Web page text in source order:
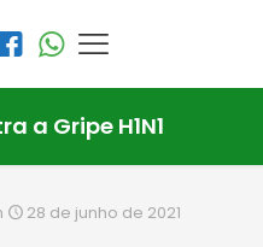
a Gripe H1N1
28 de junho de 2021